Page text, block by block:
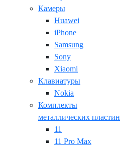
Камеры
Huawei
iPhone
Samsung
Sony
Xiaomi
Клавиатуры
Nokia
Комплекты
металлических пластин
11
11 Pro Max